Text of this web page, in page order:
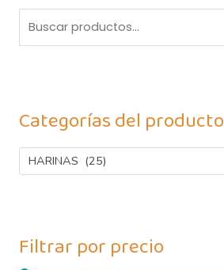
Categorías del producto
HARINAS (25)
Filtrar por precio